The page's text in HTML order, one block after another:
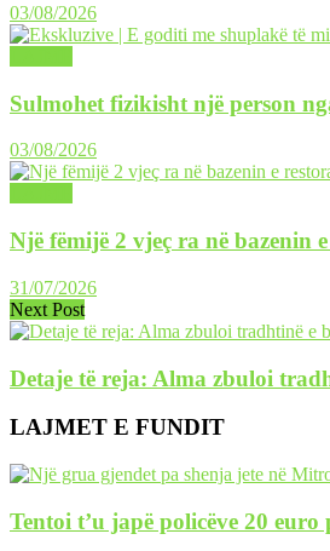
03/08/2026
Sulmohet fizikisht një person
03/08/2026
Një fëmijë 2 vjeç ra në bazenin
31/07/2026
Next Post
Detaje të reja: Alma zbuloi
LAJMET E FUNDIT
Tentoi t’u japë policëve 20